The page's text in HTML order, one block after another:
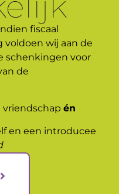
fiscaal
voldoen wij aan de
schenkingen voor
de
vriendschap én
en een introducee